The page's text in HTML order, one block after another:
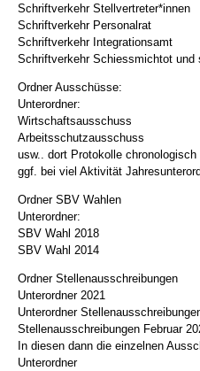
Schriftverkehr Stellvertreter*innen
Schriftverkehr Personalrat
Schriftverkehr Integrationsamt
Schriftverkehr Schiessmichtot und
Ordner Ausschüsse:
Unterordner:
Wirtschaftsausschuss
Arbeitsschutzausschuss
usw.. dort Protokolle chronologisch
ggf. bei viel Aktivität
Ordner SBV Wahlen
Unterordner:
SBV Wahl 2018
SBV Wahl 2014
Ordner Stellenausschreibungen
Unterordner 2021
Unterordner
Stellenausschreibungen Februar
In diesen dann die einzelnen
Unterordner